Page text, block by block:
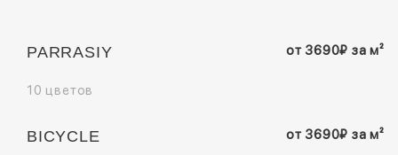
PARRASIY
10 цветов
от 3690₽ за м²
BICYCLE от 3690₽ за м²